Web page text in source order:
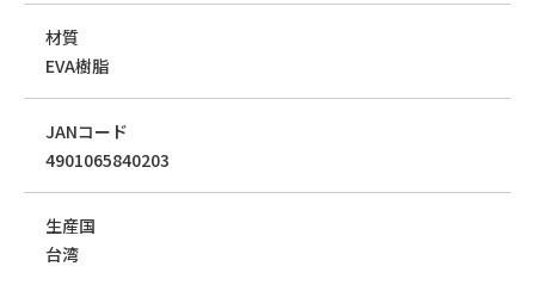
材質
EVA樹脂
JANコード
4901065840203
生産国
台湾